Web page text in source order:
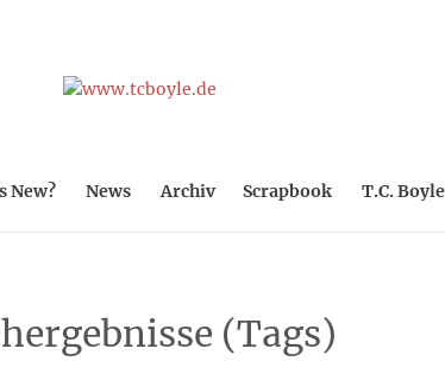
New? News Archiv Scrapbook T.C. Boyle
(Tags)